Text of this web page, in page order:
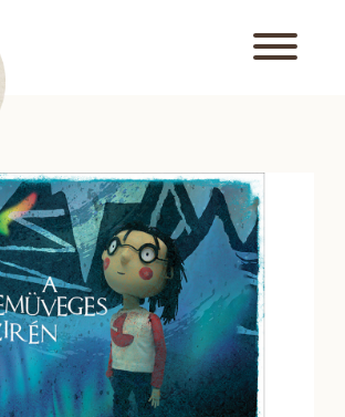
megnyitása